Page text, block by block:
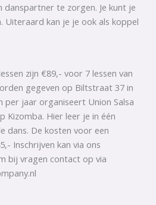
te zorgen. Je kunt je
Uiteraard kan je je ook als koppel
zijn €89,- voor 7 lessen van
gegeven op Biltstraat 37 in
per jaar organiseert Union Salsa
Kizomba. Hier leer je in één
dans. De kosten voor een
Inschrijven kan via ons
bij vragen contact op via